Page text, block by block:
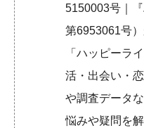
5150003号｜
第6953061号
「ハッピーラ
活・出会い・
や調査データ
悩みや疑問を